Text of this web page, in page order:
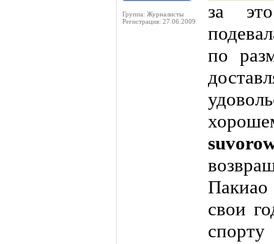
Группа: Журналисты
Регистрация: 27.06.2009
за
по
Пакиао
свои